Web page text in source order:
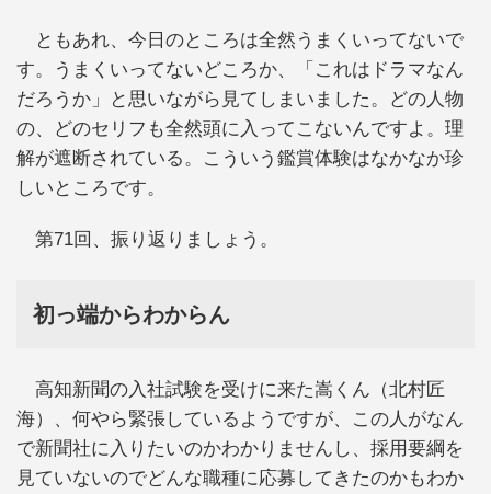
ともあれ、今日のところは全然うまくいってないで
す。うまくいってないどころか、「これはドラマなん
だろうか」と思いながら見てしまいました。どの人物
の、どのセリフも全然頭に入ってこないんですよ。理
解が遮断されている。こういう鑑賞体験はなかなか珍
しいところです。
第71回、振り返りましょう。
初っ端からわからん
高知新聞の入社試験を受けに来た嵩くん（北村匠
海）、何やら緊張しているようですが、この人がなん
で新聞社に入りたいのかわかりませんし、採用要綱を
見ていないのでどんな職種に応募してきたのかもわか